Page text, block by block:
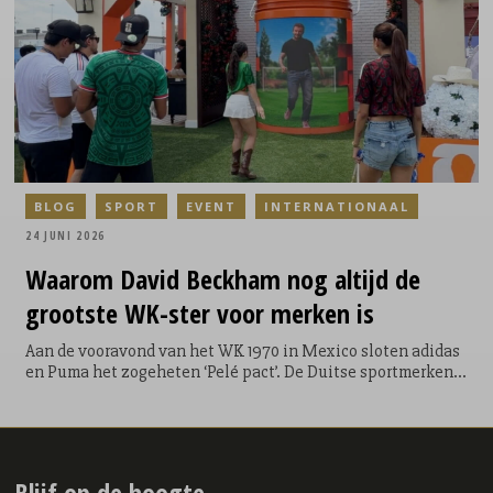
Het is een feit.
Waarom David Beckham nog altijd de
grootste WK-ster voor merken is
Aan de vooravond van het WK 1970 in Mexico sloten adidas
en Puma het zogeheten ‘Pelé pact’. De Duitse sportmerken
vreesden en zo een partnership astronomisch duur zou
BLOG SPORT EVENT INTERNATIONAAL
24 JUNI 2026